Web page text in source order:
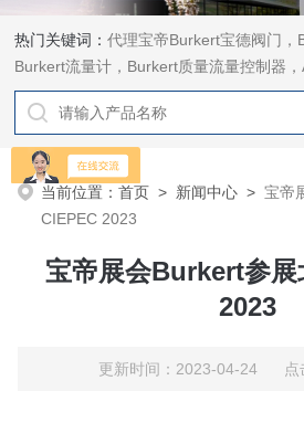
热门关键词：代理宝帝Burkert宝德阀门，
Burkert流量计，Burkert质量流量控制器
HYDAC传感器，ASCO电磁阀，ASCO阀
泵，安沃驰Aventics电磁阀|气缸，
当前位置：首页 > 新闻中心 >宝帝
CIEPEC 2023
宝帝展会Burkert参展
2023
更新时间：2023-04-24 点